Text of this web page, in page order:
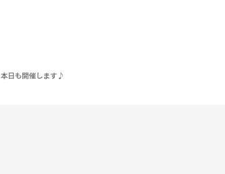
本日も開催します♪